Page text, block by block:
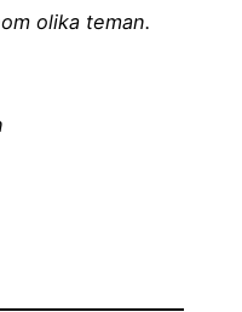
olika teman.